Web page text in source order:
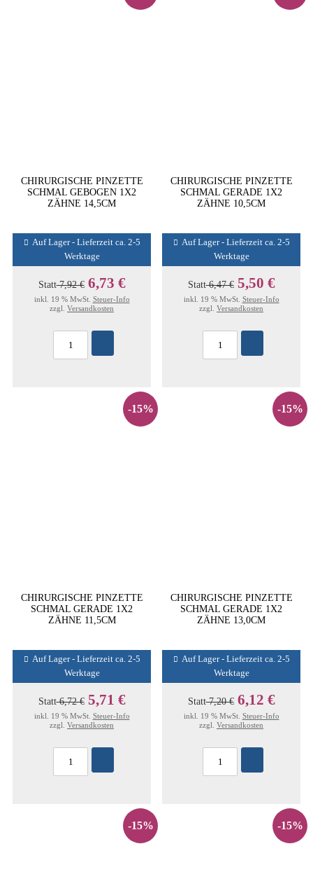
CHIRURGISCHE PINZETTE
SCHMAL GEBOGEN 1X2
ZÄHNE 14,5CM
Auf Lager - Lieferzeit ca. 2-5
Werktage
Statt7,92 € 6,73 €
inkl. 19 % MwSt. Steuer-Info
zzgl. Versandkosten
CHIRURGISCHE PINZETTE
SCHMAL GERADE 1X2
ZÄHNE 10,5CM
Auf Lager - Lieferzeit ca. 2-5
Werktage
Statt6,47 € 5,50 €
inkl. 19 % MwSt. Steuer-Info
zzgl. Versandkosten
-15%
CHIRURGISCHE PINZETTE
SCHMAL GERADE 1X2
ZÄHNE 11,5CM
Auf Lager - Lieferzeit ca. 2-5
Werktage
Statt6,72 € 5,71 €
inkl. 19 % MwSt. Steuer-Info
zzgl. Versandkosten
-15%
CHIRURGISCHE PINZETTE
SCHMAL GERADE 1X2
ZÄHNE 13,0CM
Auf Lager - Lieferzeit ca. 2-5
Werktage
Statt7,20 € 6,12 €
inkl. 19 % MwSt. Steuer-Info
zzgl. Versandkosten
-15% -15%